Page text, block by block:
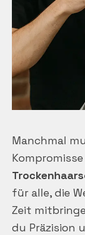
Manchmal
für alle, die
Zeit
du Präzision